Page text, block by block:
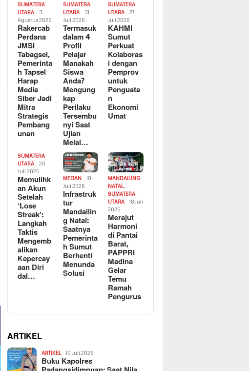
SUMATERA
UTARA
3
Agustus 2026
Rakercab
Perdana
JMSI
Tabagsel,
Pemerinta
h Tapsel
Harap
Media
Siber Jadi
Mitra
Strategis
Pembang
unan
SUMATERA
UTARA
31
Juli 2026
Termasuk
dalam 4
Profil
Pelajar
Manakah
Siswa
Anda?
Mengung
kap
Perilaku
Tersembu
nyi Saat
Ujian
Melal…
SUMATERA
UTARA
27
Juli 2026
KAHMI
Sumut
Perkuat
Kolaboras
i dengan
Pemprov
untuk
Penguata
n
Ekonomi
Umat
SUMATERA
UTARA
20
Juli 2026
Memulihk
an Akun
Setelah
‘Lose
Streak’:
Langkah
Taktis
Mengemb
alikan
Kepercay
aan Diri
dal…
MEDAN
18
Juli 2026
Infrastruk
tur
Mandailin
g Natal:
Saatnya
Pemerinta
h Sumut
Berhenti
Menunda
Solusi
MANDAILING
NATAL,
SUMATERA
UTARA
18 Juli
2026
Merajut
Harmoni
di Pantai
Barat,
PAPPRI
Madina
Gelar
Temu
Ramah
Pengurus
ARTIKEL
ARTIKEL 10 Juli 2026
Buku Kapolres